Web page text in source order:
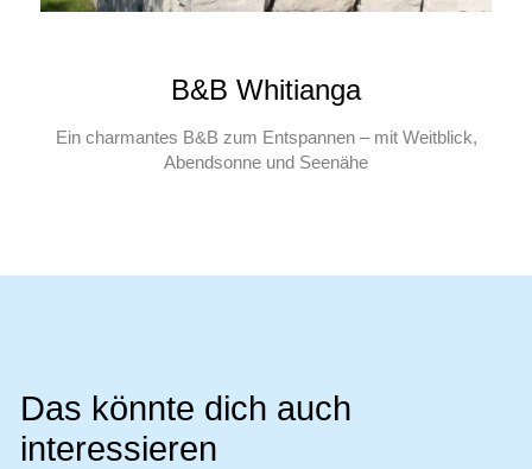
B&B Whitianga
Ein charmantes B&B zum Entspannen – mit Weitblick,
Abendsonne und Seenähe
Das könnte dich auch
interessieren